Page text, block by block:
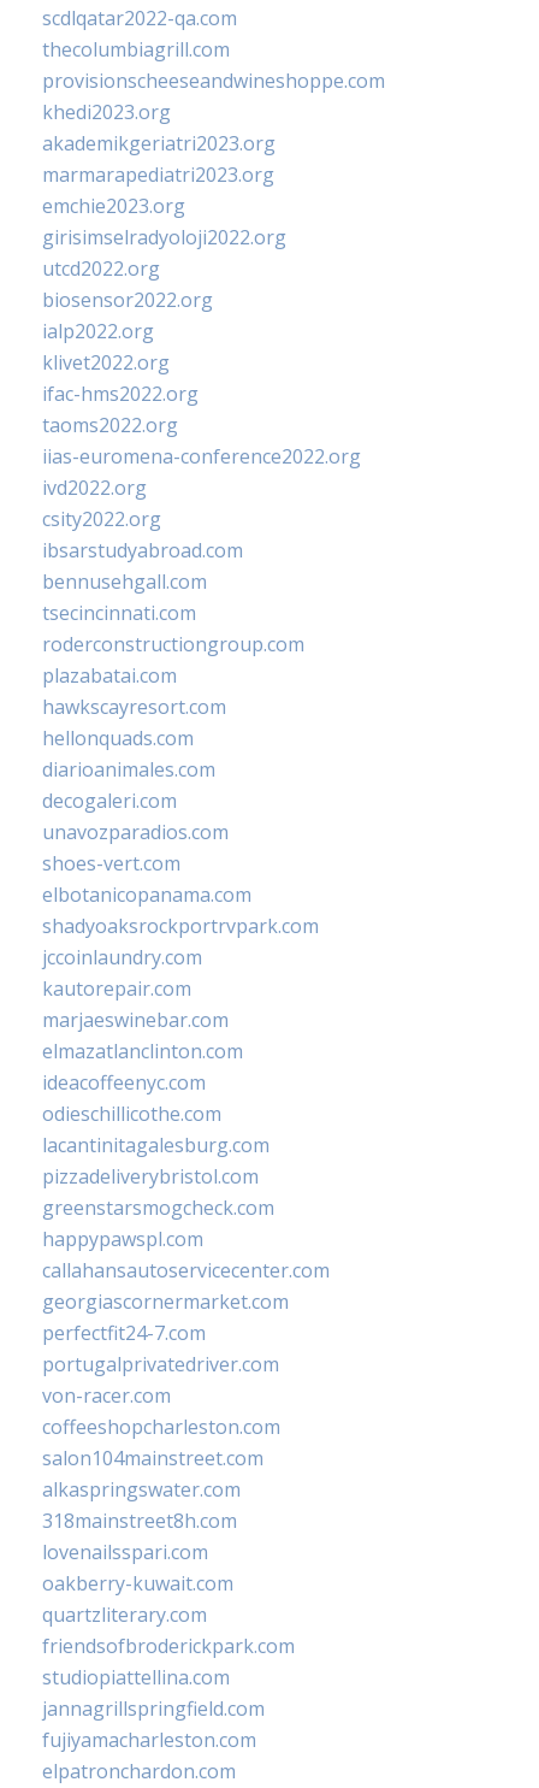
scdlqatar2022-qa.com
thecolumbiagrill.com
provisionscheeseandwineshoppe.com
khedi2023.org
akademikgeriatri2023.org
marmarapediatri2023.org
emchie2023.org
girisimselradyoloji2022.org
utcd2022.org
biosensor2022.org
ialp2022.org
klivet2022.org
ifac-hms2022.org
taoms2022.org
iias-euromena-conference2022.org
ivd2022.org
csity2022.org
ibsarstudyabroad.com
bennusehgall.com
tsecincinnati.com
roderconstructiongroup.com
plazabatai.com
hawkscayresort.com
hellonquads.com
diarioanimales.com
decogaleri.com
unavozparadios.com
shoes-vert.com
elbotanicopanama.com
shadyoaksrockportrvpark.com
jccoinlaundry.com
kautorepair.com
marjaeswinebar.com
elmazatlanclinton.com
ideacoffeenyc.com
odieschillicothe.com
lacantinitagalesburg.com
pizzadeliverybristol.com
greenstarsmogcheck.com
happypawspl.com
callahansautoservicecenter.com
georgiascornermarket.com
perfectfit24-7.com
portugalprivatedriver.com
von-racer.com
coffeeshopcharleston.com
salon104mainstreet.com
alkaspringswater.com
318mainstreet8h.com
lovenailsspari.com
oakberry-kuwait.com
quartzliterary.com
friendsofbroderickpark.com
studiopiattellina.com
jannagrillspringfield.com
fujiyamacharleston.com
elpatronchardon.com